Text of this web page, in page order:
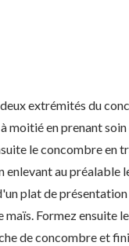
extrémités du
moitié en prenant
le concombre en
au préalable
plat de
Formez ensuite
de concombre et